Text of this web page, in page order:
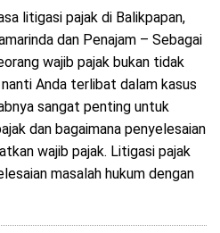
litigasi pajak di Balikpapan,
dan Penajam – Sebagai
wajib pajak bukan tidak
Anda terlibat dalam kasus
sangat penting untuk
dan bagaimana penyelesaian
wajib pajak. Litigasi pajak
masalah hukum dengan